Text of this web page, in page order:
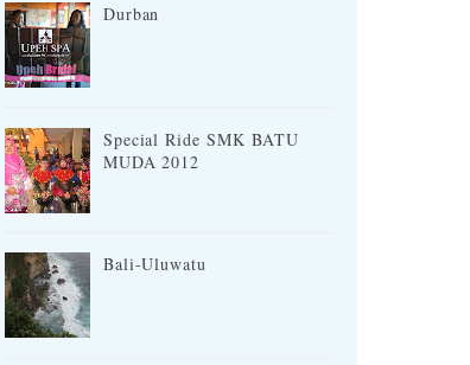
Durban
Special Ride SMK BATU
MUDA 2012
Bali-Uluwatu